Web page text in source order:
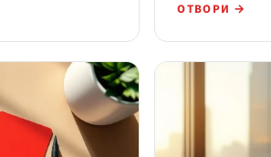
ОТВОРИ →